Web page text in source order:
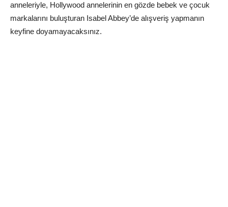
anneleriyle, Hollywood annelerinin en gözde bebek ve çocuk
markalarını buluşturan Isabel Abbey’de alışveriş yapmanın
keyfine doyamayacaksınız.